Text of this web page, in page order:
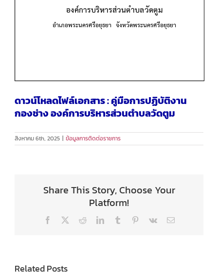
ดาวน์โหลดไฟล์เอกสาร : คู่มือการปฏิบัติงาน
กองช่าง องค์การบริหารส่วนตำบลวัดตูม
สิงหาคม 6th, 2025 | ข้อมูลการติดต่อราชการ
Share This Story, Choose Your
Platform!
Facebook RedditLinkedInTumblr Pinterest
Vk Email
Related Posts